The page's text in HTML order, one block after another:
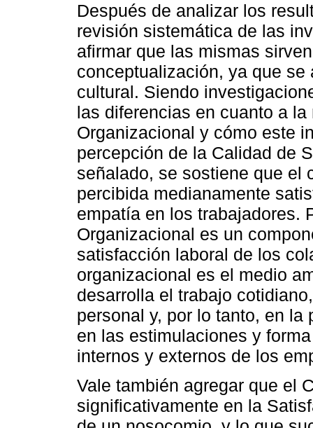
Después de analizar los
revisión sistemática de las
afirmar que las mismas
conceptualización, ya que
cultural. Siendo
las diferencias en cuanto a
Organizacional y cómo este
percepción de la Calidad de
señalado, se sostiene que el
percibida medianamente
empatía en los trabajadores.
Organizacional es un
satisfacción laboral de los
organizacional es el medio
desarrolla el trabajo
personal y, por lo tanto, en la
en las estimulaciones y
internos y externos de los
Vale también agregar que el
significativamente en la